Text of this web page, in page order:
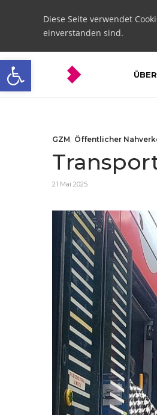
Open toolbar
Diese Seite verwendet
einverstanden sind.
GZM, Öffentlicher
21 Mai 2025